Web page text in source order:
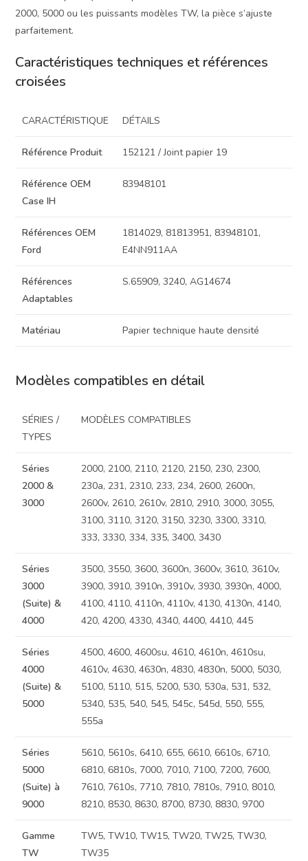
2000, 5000 ou les puissants modèles TW, la pièce s’ajuste
parfaitement.
Caractéristiques techniques et références
croisées
CARACTÉRISTIQUE DÉTAILS
Référence Produit 152121 / Joint papier 19
Référence OEM
Case IH
83948101
Références OEM
Ford
1814029, 81813951, 83948101,
E4NN911AA
Références
Adaptables
S.65909, 3240, AG14674
Matériau Papier technique haute densité
Modèles compatibles en détail
SÉRIES /
TYPES
MODÈLES COMPATIBLES
Séries
2000 &
3000
2000, 2100, 2110, 2120, 2150, 230, 2300,
230a, 231, 2310, 233, 234, 2600, 2600n,
2600v, 2610, 2610v, 2810, 2910, 3000, 3055,
3100, 3110, 3120, 3150, 3230, 3300, 3310,
333, 3330, 334, 335, 3400, 3430
Séries
3000
(Suite) &
4000
3500, 3550, 3600, 3600n, 3600v, 3610, 3610v,
3900, 3910, 3910n, 3910v, 3930, 3930n, 4000,
4100, 4110, 4110n, 4110v, 4130, 4130n, 4140,
420, 4200, 4330, 4340, 4400, 4410, 445
Séries
4000
(Suite) &
5000
4500, 4600, 4600su, 4610, 4610n, 4610su,
4610v, 4630, 4630n, 4830, 4830n, 5000, 5030,
5100, 5110, 515, 5200, 530, 530a, 531, 532,
5340, 535, 540, 545, 545c, 545d, 550, 555,
555a
Séries
5000
(Suite) à
9000
5610, 5610s, 6410, 655, 6610, 6610s, 6710,
6810, 6810s, 7000, 7010, 7100, 7200, 7600,
7610, 7610s, 7710, 7810, 7810s, 7910, 8010,
8210, 8530, 8630, 8700, 8730, 8830, 9700
Gamme
TW
TW5, TW10, TW15, TW20, TW25, TW30,
TW35